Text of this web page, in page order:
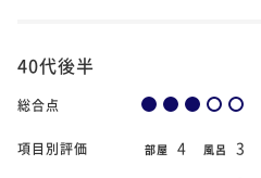
40代後半
総合点
項目別評価 部屋 4 風呂 3